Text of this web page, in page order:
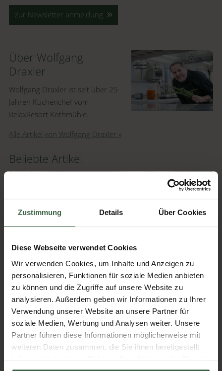
Zustimmung Details Über Cookies
Diese Webseite verwendet Cookies
Wir verwenden Cookies, um Inhalte und Anzeigen zu
personalisieren, Funktionen für soziale Medien anbieten
zu können und die Zugriffe auf unsere Website zu
analysieren. Außerdem geben wir Informationen zu Ihrer
Verwendung unserer Website an unsere Partner für
soziale Medien, Werbung und Analysen weiter. Unsere
Partner führen diese Informationen möglicherweise mit
weiteren Daten zusammen, die Sie ihnen bereitgestellt
haben oder die sie im Rahmen Ihrer Nutzung der Dienste
zur Newsletter anmeldung
Über Wolfgang
Draxler
Wolfgang Draxler ist seit über 25
Jahren Küchenchef vom
RelaxResort Kothmühle.
Alle Artikel von Wolfgang Draxler »
Beliebte Artikel
Kreative Himbeer-Rezepte für den Sommer